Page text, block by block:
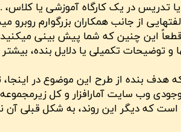
یا تدریس در یک کارگاه آموزشی یا
از جانب همکاران بزرگوارم
این چنین که شما پیش بینی
و توضیحات تکمیلی یا دلایل بنده،
هدف بنده از طرح این موضوع در اینجا،
وب سایت آمارافزار و کل
که دیگر این روند، به شکل قبلی